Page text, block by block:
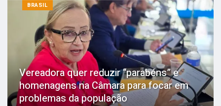
BRASIL
Vereadora quer reduzir “parabéns” e
homenagens na Câmara para focar em
problemas da população